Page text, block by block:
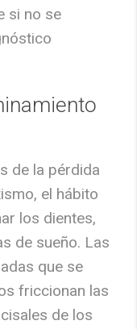
si no se
de la pérdida
el hábito
los dientes,
de sueño. Las
que se
friccionan las
de los